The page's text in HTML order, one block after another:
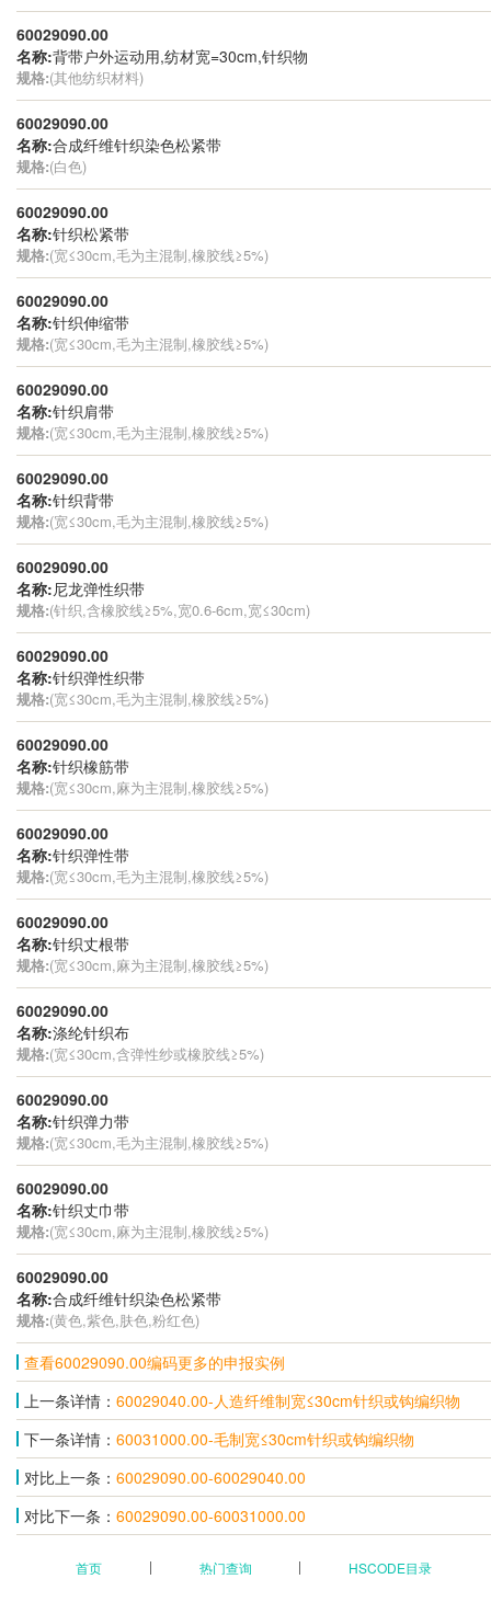
60029090.00
名称:背带户外运动用,纺材宽=30cm,针织物
规格:(其他纺织材料)
60029090.00
名称:合成纤维针织染色松紧带
规格:(白色)
60029090.00
名称:针织松紧带
规格:(宽≤30cm,毛为主混制,橡胶线≥5%)
60029090.00
名称:针织伸缩带
规格:(宽≤30cm,毛为主混制,橡胶线≥5%)
60029090.00
名称:针织肩带
规格:(宽≤30cm,毛为主混制,橡胶线≥5%)
60029090.00
名称:针织背带
规格:(宽≤30cm,毛为主混制,橡胶线≥5%)
60029090.00
名称:尼龙弹性织带
规格:(针织,含橡胶线≥5%,宽0.6-6cm,宽≤30cm)
60029090.00
名称:针织弹性织带
规格:(宽≤30cm,毛为主混制,橡胶线≥5%)
60029090.00
名称:针织橡筋带
规格:(宽≤30cm,麻为主混制,橡胶线≥5%)
60029090.00
名称:针织弹性带
规格:(宽≤30cm,毛为主混制,橡胶线≥5%)
60029090.00
名称:针织丈根带
规格:(宽≤30cm,麻为主混制,橡胶线≥5%)
60029090.00
名称:涤纶针织布
规格:(宽≤30cm,含弹性纱或橡胶线≥5%)
60029090.00
名称:针织弹力带
规格:(宽≤30cm,毛为主混制,橡胶线≥5%)
60029090.00
名称:针织丈巾带
规格:(宽≤30cm,麻为主混制,橡胶线≥5%)
60029090.00
名称:合成纤维针织染色松紧带
规格:(黄色,紫色,肤色,粉红色)
查看60029090.00编码更多的申报实例
上一条详情： 60029040.00-人造纤维制宽≤30cm针织或钩编织物
下一条详情： 60031000.00-毛制宽≤30cm针织或钩编织物
对比上一条： 60029090.00-60029040.00
对比下一条： 60029090.00-60031000.00
首页 热门查询 HSCODE目录